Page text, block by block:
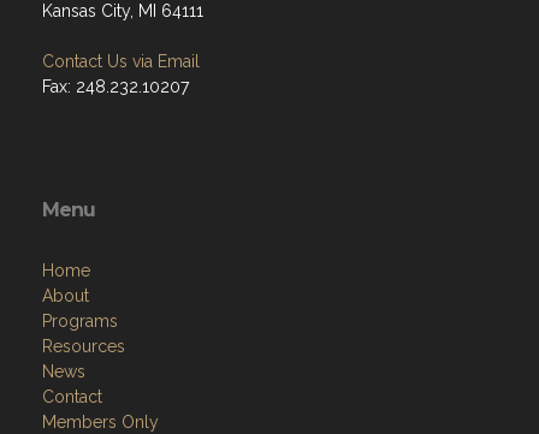
Kansas City, MI 64111
Contact Us via Email
Fax: 248.232.10207
Menu
Home
About
Programs
Resources
News
Contact
Members Only